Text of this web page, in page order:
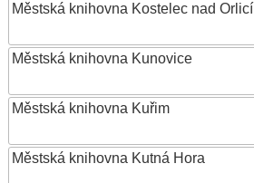
Městská knihovna Kostelec nad Orlicí
Městská knihovna Kunovice
Městská knihovna Kuřim
Městská knihovna Kutná Hora